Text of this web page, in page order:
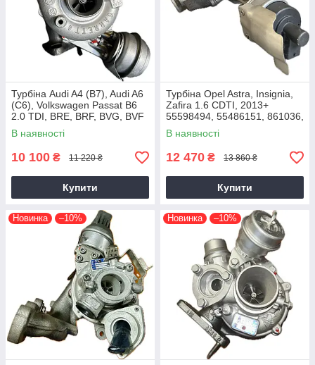
Турбіна Audi A4 (B7), Audi A6
(C6), Volkswagen Passat B6
2.0 TDI, BRE, BRF, BVG, BVF
2004+
В наявності
10 100 ₴ 11 220 ₴
Купити
Турбіна Opel Astra, Insignia,
Zafira 1.6 CDTI, 2013+
55598494, 55486151, 861036,
54389700021, 54389700003
В наявності
12 470 ₴ 13 860 ₴
Купити
Новинка –10% Новинка –10%